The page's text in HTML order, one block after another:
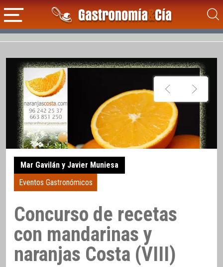
Mar Gavilán y Javier Muniesa
Eventos Gastronómicos
Concurso de recetas
con mandarinas y
naranjas Costa (VIII)